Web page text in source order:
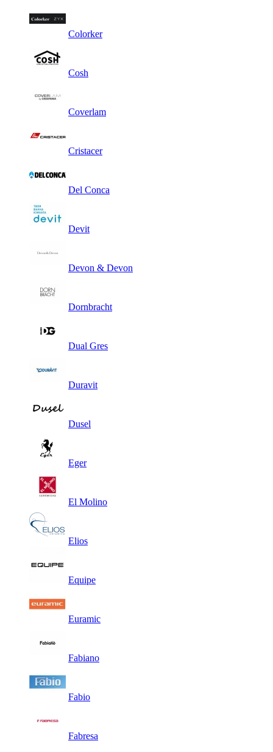
Colorker
Cosh
Coverlam
Cristacer
Del Conca
Devit
Devon & Devon
Dornbracht
Dual Gres
Duravit
Dusel
Eger
El Molino
Elios
Equipe
Euramic
Fabiano
Fabio
Fabresa